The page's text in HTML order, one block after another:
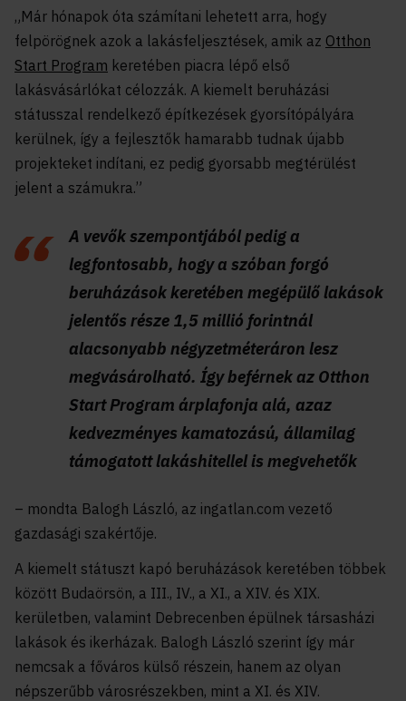
„Már hónapok óta számítani lehetett arra, hogy
felpörögnek azok a lakásfeljesztések, amik az Otthon
Start Program keretében piacra lépő első
lakásvásárlókat célozzák. A kiemelt beruházási
státusszal rendelkező építkezések gyorsítópályára
kerülnek, így a fejlesztők hamarabb tudnak újabb
projekteket indítani, ez pedig gyorsabb megtérülést
jelent a számukra.”
A vevők szempontjából pedig a
legfontosabb, hogy a szóban forgó
beruházások keretében megépülő lakások
jelentős része 1,5 millió forintnál
alacsonyabb négyzetméteráron lesz
megvásárolható. Így beférnek az Otthon
Start Program árplafonja alá, azaz
kedvezményes kamatozású, államilag
támogatott lakáshitellel is megvehetők
– mondta Balogh László, az ingatlan.com vezető
gazdasági szakértője.
A kiemelt státuszt kapó beruházások keretében többek
között Budaörsön, a III., IV., a XI., a XIV. és XIX.
kerületben, valamint Debrecenben épülnek társasházi
lakások és ikerházak. Balogh László szerint így már
nemcsak a főváros külső részein, hanem az olyan
népszerűbb városrészekben, mint a XI. és XIV.